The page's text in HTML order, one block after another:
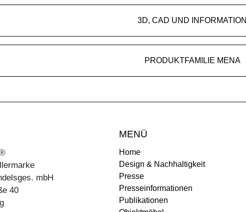
3D, CAD UND INFORMATION
PRODUKTFAMILIE MENA
mbH
40
MENÜ
Home
Design & Nachhaltigkeit
Presse
Presseinformationen
Publikationen